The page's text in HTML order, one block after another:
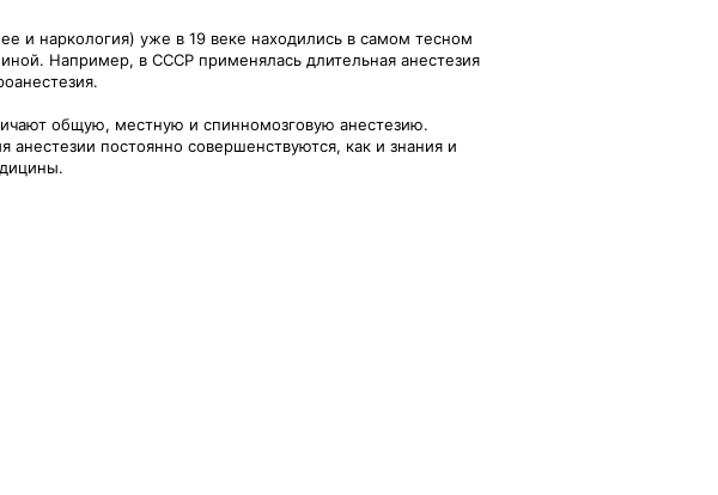
и наркология) уже в 19 веке находились в самом тесном
Например, в СССР применялась длительная анестезия
общую, местную и спинномозговую анестезию.
постоянно совершенствуются, как и знания и